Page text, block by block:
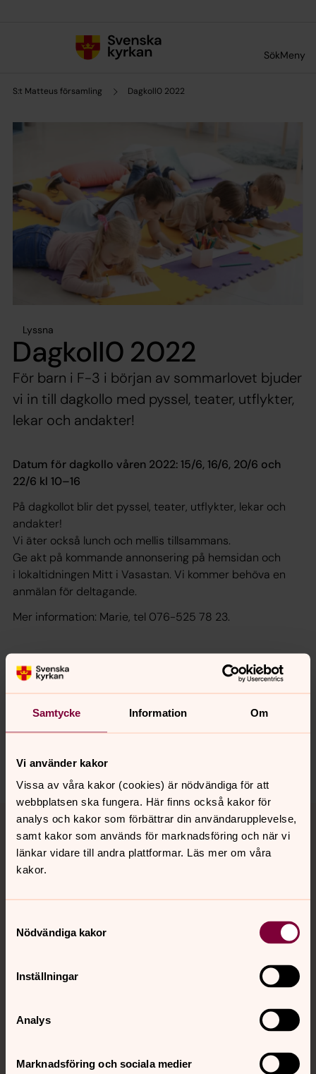
Samtycke Information Om
Vi använder kakor
Vissa av våra kakor (cookies) är nödvändiga för att
webbplatsen ska fungera. Här finns också kakor för
analys och kakor som förbättrar din användarupplevelse,
samt kakor som används för marknadsföring och när vi
länkar vidare till andra plattformar. Läs mer om våra
kakor.
Nödvändiga kakor
Inställningar
Analys
Marknadsföring och sociala medier
SökMeny
S:t Matteus församling Dagkoll0 2022
Lyssna
Dagkoll0 2022
För barn i F-3 i början av sommarlovet bjuder
vi in till dagkollo med pyssel, teater, utflykter,
lekar och andakter!
Datum för dagkollo våren 2022: 15/6, 16/6, 20/6 och
22/6 kl 10–16
På dagkollot blir det pyssel, teater, utflykter, lekar och
andakter!
Vi äter också lunch och mellis tillsammans.
Ge akt på kommande annonsering på hemsidan och
i lokaltidningen Mitt i Vasastan. Vi kommer behöva en
anmälan för deltagande.
Mer information: Marie, tel 076-525 78 23.
Senast ändrad 8 december 2021
Synpunkter eller frågor på sidans
innehåll?
Dela
Tillbaka till toppen
Tillbaka till innehållet
Kalender
Hitta snabbt